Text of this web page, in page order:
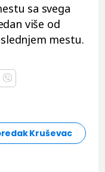
sa svega
više od
mestu.
Kruševac